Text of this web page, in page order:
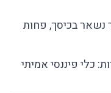
נשאר בכיסך, פחות
כלי פיננסי אמיתי